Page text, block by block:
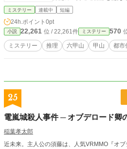
ミステリー 連載中 短編
24h.ポイント 0pt
小説 22,261 位 / 22,261件 ミステリー 570
ミステリー 推理 六甲山 甲山 都市
25
電嵐城殺人事件 ─ オブデロード卿
稲葉孝太郎
近未来。主人公の須藤は、人気VRMMO『オ